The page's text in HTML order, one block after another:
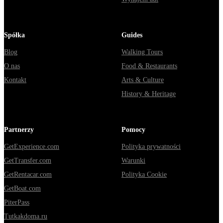
Spółka
Blog
O nas
Kontakt
Guides
Walking Tours
Food & Restaurants
Arts & Culture
History & Heritage
Partnerzy
GetExperience.com
GetTransfer.com
GetRentacar.com
GetBoat.com
PiterPass
Tutkakdoma.ru
Pomocy
Polityka prywatności
Warunki
Polityka Cookie